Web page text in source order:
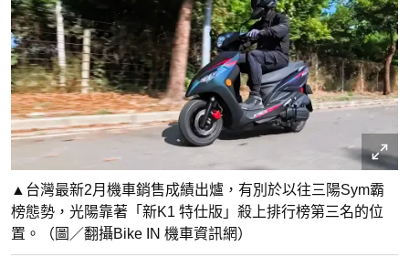
▲台灣最新2月機車銷售成績出爐，有別於以往三陽Sym霸
榜態勢，光陽靠著「新K1 特仕版」殺上排行榜第三名的位
置。（圖／翻攝Bike IN 機車資訊網）